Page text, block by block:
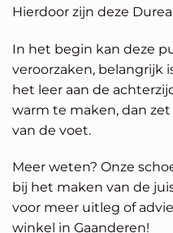
Hierdoor zijn deze
In het begin kan deze
veroorzaken, belangrijk
het leer aan de
warm te maken, dan
van de voet.
Meer weten? Onze
bij het maken van de
voor meer uitleg of
winkel in Gaanderen!